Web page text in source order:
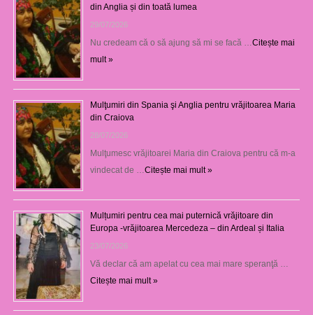
din Anglia și din toată lumea
29/07/2026
Nu credeam că o să ajung să mi se facă … Citește mai
mult »
Mulţumiri din Spania şi Anglia pentru vrăjitoarea Maria
din Craiova
28/07/2026
Mulţumesc vrăjitoarei Maria din Craiova pentru că m-a
vindecat de … Citește mai mult »
Mulțumiri pentru cea mai puternică vrăjitoare din
Europa -vrăjitoarea Mercedeza – din Ardeal și Italia
23/07/2026
Vă declar că am apelat cu cea mai mare speranţă …
Citește mai mult »